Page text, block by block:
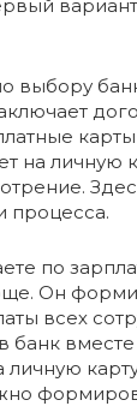
выбору
на личную
процесса.
по
Он
всех
банк
личную